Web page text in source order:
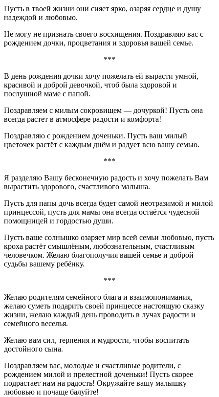
Пусть в твоей жизни они сияет ярко, озаряя сердце и душу
надеждой и любовью.
Не могу не признать своего восхищения. Поздравляю вас с
рождением дочки, процветания и здоровья вашей семье.
***
В день рождения дочки хочу пожелать ей вырасти умной,
красивой и доброй девочкой, чтоб была здоровой и
послушной маме с папой.
Поздравляем с милым сокровищем — дочуркой! Пусть она
всегда растет в атмосфере радости и комфорта!
Поздравляю с рождением доченьки. Пусть ваш милый
цветочек растёт с каждым днём и радует всю вашу семью.
***
Я разделяю Вашу бесконечную радость и хочу пожелать Вам
вырастить здорового, счастливого малыша.
Пусть для папы дочь всегда будет самой неотразимой и милой
принцессой, пусть для мамы она всегда остаётся чудесной
помощницей и гордостью души.
Пусть ваше солнышко озаряет мир всей семьи любовью, пусть
кроха растёт смышлёным, любознательным, счастливым
человечком. Желаю благополучия вашей семье и доброй
судьбы вашему ребёнку.
***
Желаю родителям семейного блага и взаимопонимания,
желаю суметь подарить своей принцессе настоящую сказку
жизни, желаю каждый день проводить в лучах радости и
семейного веселья.
Желаю вам сил, терпения и мудрости, чтобы воспитать
достойного сына.
Поздравляем вас, молодые и счастливые родители, с
рождением милой и прелестной доченьки! Пусть скорее
подрастает нам на радость! Окружайте вашу малышку
любовью и почаще балуйте!